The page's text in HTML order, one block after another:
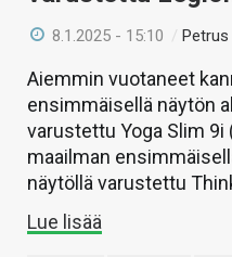
8.1.2025 - 15:10 /Petrus
Aiemmin vuotaneet
ensimmäisellä näytön
varustettu Yoga Slim 9i
maailman
näytöllä varustettu
Lue lisää